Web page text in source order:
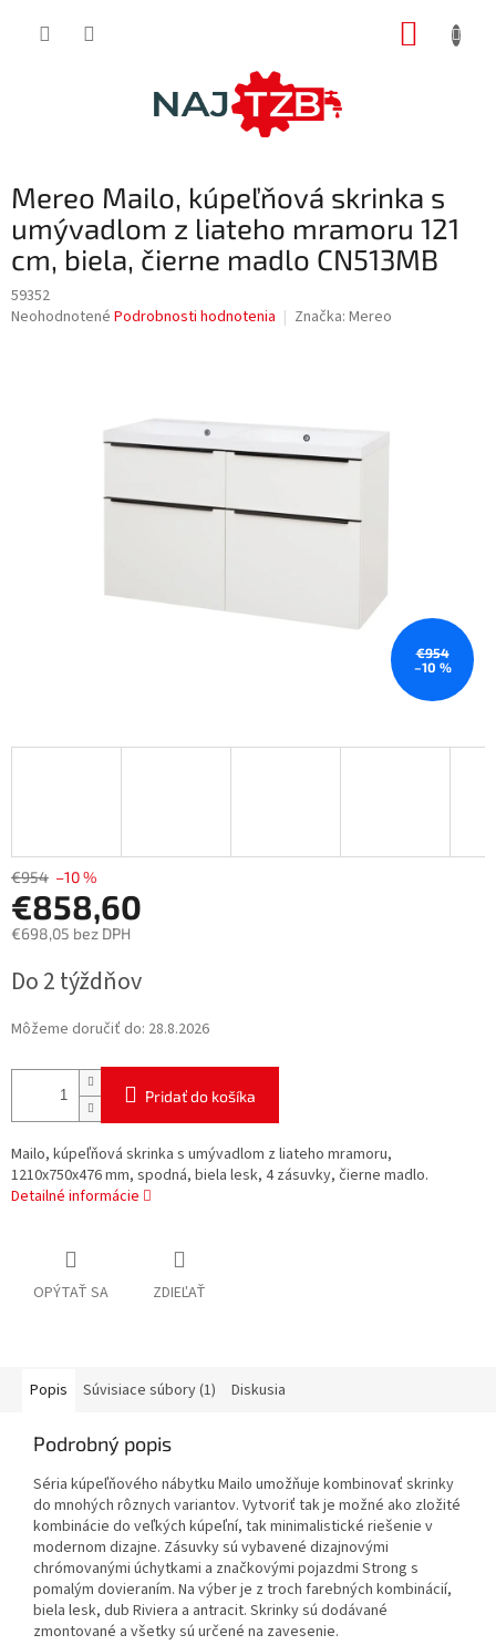
Mereo Mailo, kúpeľňová skrinka s
umývadlom z liateho mramoru 121
cm, biela, čierne madlo CN513MB
59352
Priemerné
Neohodnotené Podrobnosti hodnotenia Značka: Mereo
€954
–10 %
€954 –10 %
€858,60
€698,05 bez DPH
cena:
Do 2 týždňov
Môžeme doručiť do: 28.8.2026
Pridať do košíka
Mailo, kúpeľňová skrinka s umývadlom z liateho mramoru,
1210x750x476 mm, spodná, biela lesk, 4 zásuvky, čierne madlo.
Detailné informácie
OPÝTAŤ SA ZDIEĽAŤ
Popis Súvisiace súbory (1) Diskusia
Podrobný popis
Séria kúpeľňového nábytku Mailo umožňuje kombinovať skrinky
do mnohých rôznych variantov. Vytvoriť tak je možné ako zložité
kombinácie do veľkých kúpeľní, tak minimalistické riešenie v
modernom dizajne. Zásuvky sú vybavené dizajnovými
chrómovanými úchytkami a značkovými pojazdmi Strong s
pomalým dovieraním. Na výber je z troch farebných kombinácií,
biela lesk, dub Riviera a antracit. Skrinky sú dodávané
zmontované a všetky sú určené na zavesenie.